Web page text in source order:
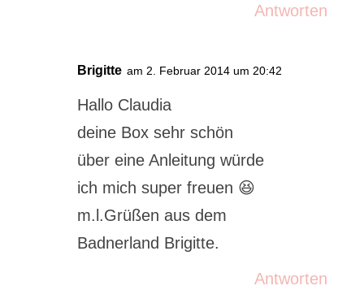
Antworten
Brigitte am 2. Februar 2014 um 20:42
Hallo Claudia
deine Box sehr schön
über eine Anleitung würde
ich mich super freuen 😆
m.l.Grüßen aus dem
Badnerland Brigitte.
Antworten